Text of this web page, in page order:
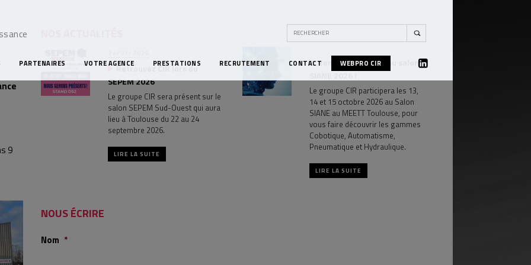
PARTENAIRES VOTRE AGENCE PRESTATIONS RECRUTEMENT CONTACT
WEBPRO CIR
LINKEDIN
9
Retrouvez CIR lors du
SEPEM 2026
Le groupe CIR sera présent sur le
salon SEPEM Sud-Ouest qui aura
lieu à Toulouse du 22 au 24
septembre 2026.
LIRE LA SUITE
Rencontrez la CIR au salon
Le groupe CIR participera les 13,
14 et 15 octobre 2026 au Salon
SIANE au MEETT Toulouse, pour
vous faire découvrir les gammes
Cobotique, Automatisme,
Pneumatique et Hydraulique.
LIRE LA SUITE
NOUS ÉCRIRE
Nom *